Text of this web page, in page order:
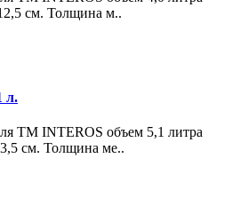
см. Толщина м..
л.
TM INTEROS объем 5,1 литра
см. Толщина ме..